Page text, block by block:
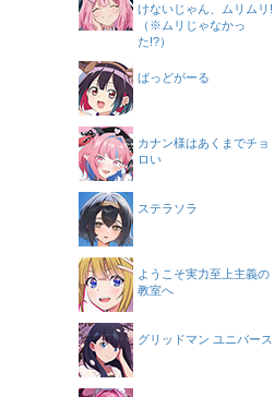
けないじゃん、ムリムリ!
（※ムリじゃなかっ
た!?）
ばっどがーる
カナン様はあくまでチョ
ロい
ステラソラ
ようこそ実力至上主義の
教室へ
グリッドマン ユニバース